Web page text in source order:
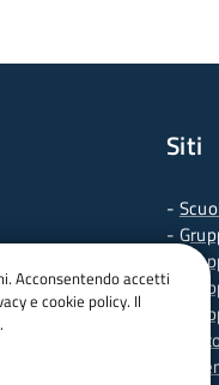
Siti
-
- G
-
Acconsentendo accetti
e cookie policy. Il